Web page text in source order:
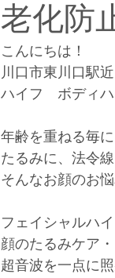
老化防
こんにちは！
川口市東川口駅
ハイフ　ボディ
年齢を重ねる毎
たるみに、法令
そんなお顔のお
フェイシャルハ
顔のたるみケア
超音波を一点に